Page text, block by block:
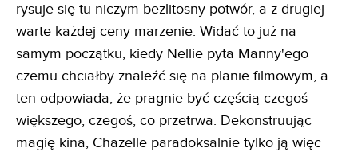
rysuje się tu niczym bezlitosny potwór, a z drugiej
warte każdej ceny marzenie. Widać to już na
samym początku, kiedy Nellie pyta Manny'ego
czemu chciałby znaleźć się na planie filmowym, a
ten odpowiada, że pragnie być częścią czegoś
większego, czegoś, co przetrwa. Dekonstruując
magię kina, Chazelle paradoksalnie tylko ją więc